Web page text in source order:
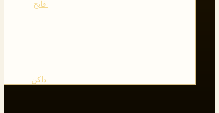
فاتح
داكن